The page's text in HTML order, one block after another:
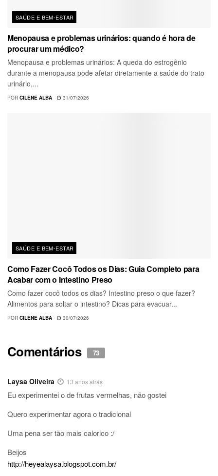
SAÚDE E BEM-ESTAR
Menopausa e problemas urinários: quando é hora de
procurar um médico?
Menopausa e problemas urinários: A queda do estrogênio
durante a menopausa pode afetar diretamente a saúde do trato
urinário,...
POR CILENE ALBA 31/07/2026
SAÚDE E BEM-ESTAR
Como Fazer Cocô Todos os Dias: Guia Completo para
Acabar com o Intestino Preso
Como fazer cocô todos os dias? Intestino preso o que fazer?
Alimentos para soltar o intestino? Dicas para evacuar...
POR CILENE ALBA 30/07/2026
Comentários 73
Laysa Oliveira 13 anos atrás
Eu experimentei o de frutas vermelhas, não gostei
Quero experimentar agora o tradicional
Uma pena ser tão mais calorico :/
Beijos
http://heyealaysa.blogspot.com.br/